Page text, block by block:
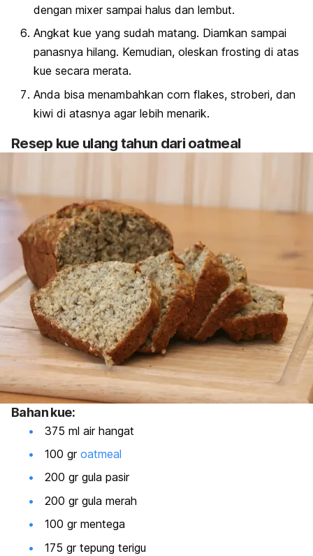
dengan mixer sampai halus dan lembut.
Angkat kue yang sudah matang. Diamkan sampai
panasnya hilang. Kemudian, oleskan frosting di atas
kue secara merata.
Anda bisa menambahkan corn flakes, stroberi, dan
kiwi di atasnya agar lebih menarik.
Resep kue ulang tahun dari oatmeal
Bahan kue:
375 ml air hangat
100 gr oatmeal
200 gr gula pasir
200 gr gula merah
100 gr mentega
175 gr tepung terigu